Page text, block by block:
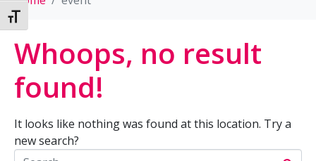
Kies grootte van het lettertype
Whoops, no result
found!
It looks like nothing was found at this location. Try a
new search?